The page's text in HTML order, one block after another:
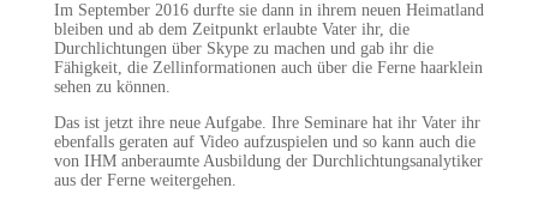
Im September 2016 durfte sie dann in ihrem neuen Heimatland
bleiben und ab dem Zeitpunkt erlaubte Vater ihr, die
Durchlichtungen über Skype zu machen und gab ihr die
Fähigkeit, die Zellinformationen auch über die Ferne haarklein
sehen zu können.
Das ist jetzt ihre neue Aufgabe. Ihre Seminare hat ihr Vater ihr
ebenfalls geraten auf Video aufzuspielen und so kann auch die
von IHM anberaumte Ausbildung der Durchlichtungsanalytiker
aus der Ferne weitergehen.